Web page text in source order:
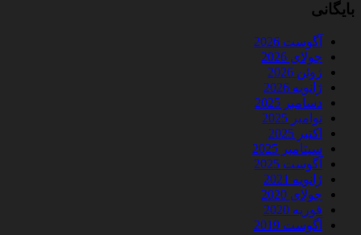
بایگانی
آگوست 2026
جولای 2026
ژوئن 2026
ژانویه 2026
دسامبر 2025
نوامبر 2025
اکتبر 2025
سپتامبر 2025
آگوست 2025
ژانویه 2021
جولای 2020
فوریه 2020
آگوست 2019